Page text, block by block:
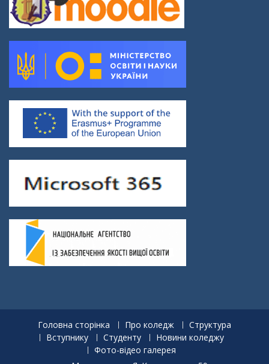
Головна сторінка Про коледж
Структура
Вступнику
Студенту
Новини коледжу
Фото-відео галерея